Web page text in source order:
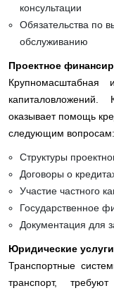
консультации
Обязательства по
обслуживанию
Проектное
Крупномасштабная
оказывает помощь
следующим вопросам:
Структуры
Договоры о
Участие частного
Государственное
Документация для
Юридические
Транспортные
транспорт,